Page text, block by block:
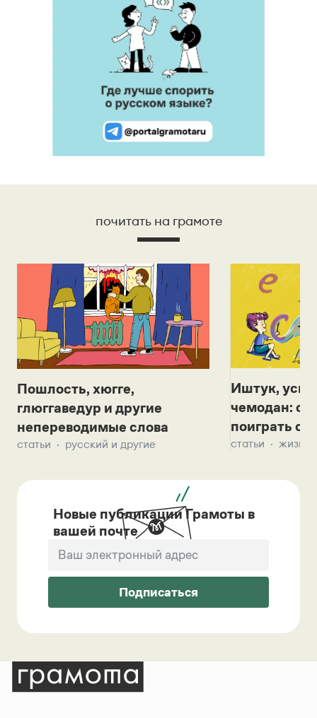
почитать на грамоте
Пошлость, хюгге,
глюггаведур и другие
непереводимые слова
статьи русский и другие
Иштук,
чемодан:
поиграть с
статьи жизнь
Новые публикации Грамоты в
вашей почте
Подписаться